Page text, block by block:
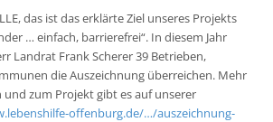
das ist das erklärte Ziel unseres Projekts
… einfach, barrierefrei“. In diesem Jahr
Landrat Frank Scherer 39 Betrieben,
die Auszeichnung überreichen. Mehr
und zum Projekt gibt es auf unserer
offenburg.de/…/auszeichnung-